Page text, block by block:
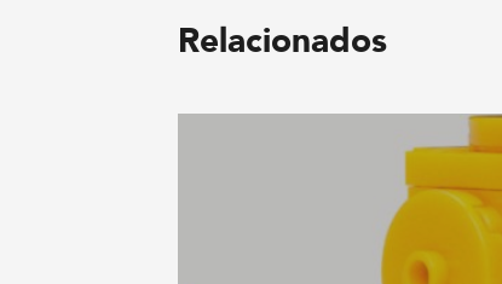
Relacionados